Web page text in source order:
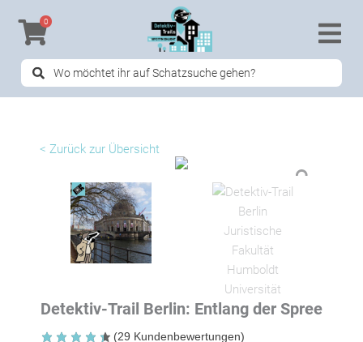
Inhalt
springen
0
Search
...
< Zurück zur Übersicht
Detektiv-Trail Berlin: Entlang der Spree
(29 Kundenbewertungen)